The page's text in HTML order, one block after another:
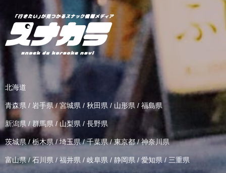
北海道
青森県 / 岩手県/宮城県 / 秋田県 / 山形県 / 福島県
新潟県 / 群馬県 / 山梨県 / 長野県
茨城県 / 栃木県 / 埼玉県/千葉県/東京都/神奈川県
富山県/石川県 / 福井県 / 岐阜県 / 静岡県 / 愛知県/ 三重県